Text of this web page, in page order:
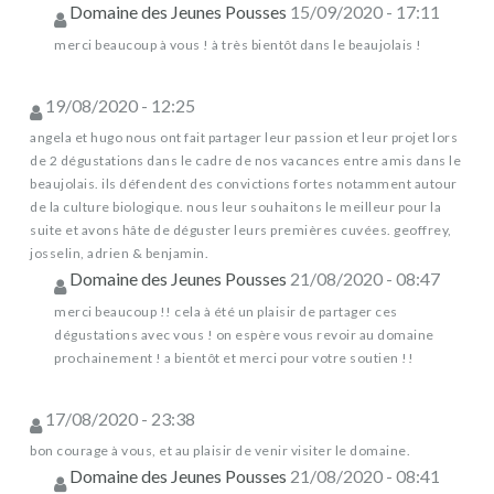
Domaine des Jeunes Pousses 15/09/2020 - 17:11
merci beaucoup à vous ! à très bientôt dans le beaujolais !
19/08/2020 - 12:25
angela et hugo nous ont fait partager leur passion et leur projet lors
de 2 dégustations dans le cadre de nos vacances entre amis dans le
beaujolais. ils défendent des convictions fortes notamment autour
de la culture biologique. nous leur souhaitons le meilleur pour la
suite et avons hâte de déguster leurs premières cuvées. geoffrey,
josselin, adrien & benjamin.
Domaine des Jeunes Pousses 21/08/2020 - 08:47
merci beaucoup !! cela à été un plaisir de partager ces
dégustations avec vous ! on espère vous revoir au domaine
prochainement ! a bientôt et merci pour votre soutien !!
17/08/2020 - 23:38
bon courage à vous, et au plaisir de venir visiter le domaine.
Domaine des Jeunes Pousses 21/08/2020 - 08:41